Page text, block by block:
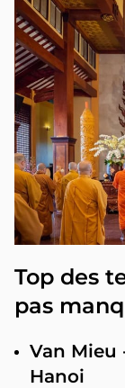
Top des
pas
Van Mieu
Hanoi